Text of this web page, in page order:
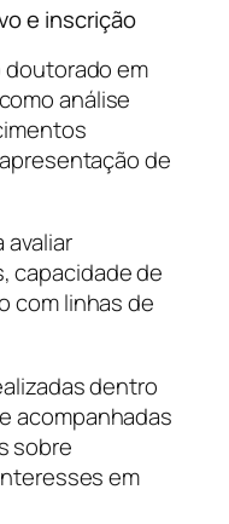
e inscrição
doutorado em
análise
de
avaliar
capacidade de
com linhas de
dentro
acompanhadas
sobre
em